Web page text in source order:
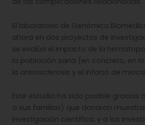
El laboratorio de Genómica
ahora en dos proyectos de
se evalúa el impacto de la
la población sana (en concreto, en
la aterosclerosis y el infarto de
Este estudio ha sido posible gracias
a sus familias) que donaron
investigación científica, y a los